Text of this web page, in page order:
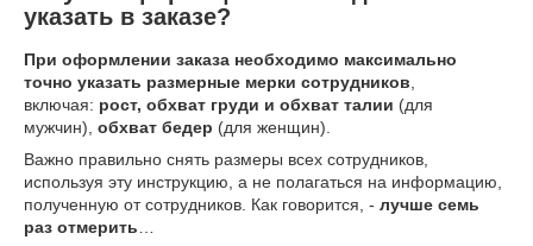
указать в заказе?
При оформлении заказа необходимо максимально
точно указать размерные мерки сотрудников
включая: рост, обхват груди и обхват талии (для
мужчин), обхват бедер (для женщин).
Важно правильно снять размеры всех сотрудников,
используя эту инструкцию, а не полагаться на информацию,
полученную от сотрудников. Как говорится, - лучше семь
раз отмерить